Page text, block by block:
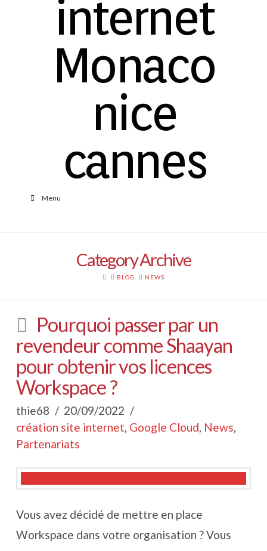
Menu
Category Archive
HOME
BLOG NEWS
Pourquoi passer par un
revendeur comme Shaayan
pour obtenir vos licences
Workspace ?
thie68
20/09/2022
création site internet, Google Cloud, News,
Partenariats
Vous avez décidé de mettre en place
Workspace dans votre organisation ? Vous